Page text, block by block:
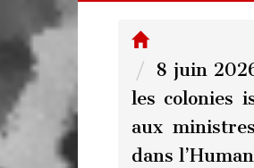
8 juin
les colonies
aux
dans